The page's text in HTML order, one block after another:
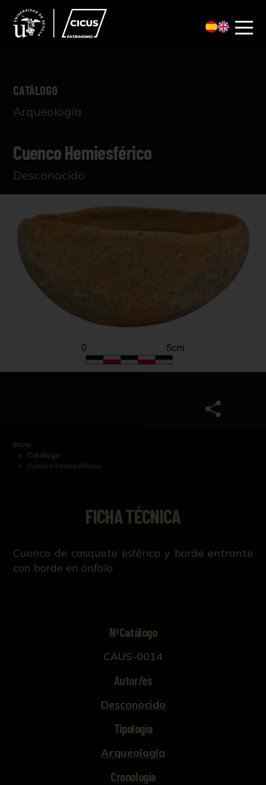
CATÁLOGO
Arqueología
Cuenco Hemiesférico
Desconocido
Inicio
Catálogo
Cuenco hemiesférico
FICHA TÉCNICA
Cuenco de casquete esférico y borde entrante
con borde en ónfalo
NºCatálogo
CAUS-0014
Autor/es
Desconocido
Tipología
Arqueología
Cronología